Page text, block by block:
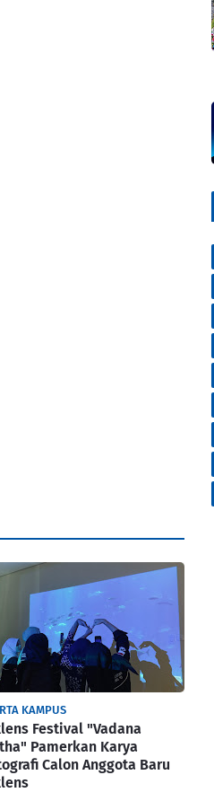
KAMPUS
Festival "Vadana
Pamerkan Karya
Calon Anggota Baru